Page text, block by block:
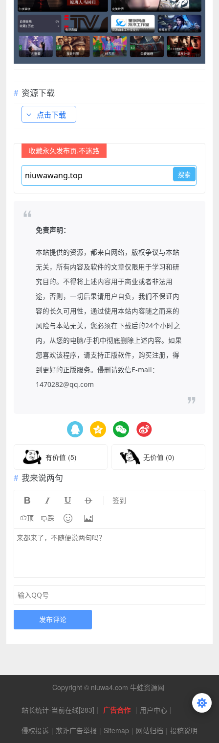
资源下载
点击下载
收藏永久发布页,不迷路
免责声明：
本站提供的资源，都来自网络，版权争议与本站
无关，所有内容及软件的文章仅限用于学习和研
究目的。不得将上述内容用于商业或者非法用
途，否则，一切后果请用户自负，我们不保证内
容的长久可用性，通过使用本站内容随之而来的
风险与本站无关，您必须在下载后的24个小时之
内，从您的电脑/手机中彻底删除上述内容。如果
您喜欢该程序，请支持正版软件，购买注册，得
到更好的正版服务。侵删请致信E-mail：
1470282@qq.com
有价值 (5) 无价值 (0)
我来说两句
    签到
顶 踩  
发布评论
Copyright © niuwa4.com 牛蛙资源网
站长统计-当前在线[283] | 广告合作 | 用户中心 |
侵权投诉 | 欺诈广告举报 | Sitemap | 网站归档 | 投稿说明